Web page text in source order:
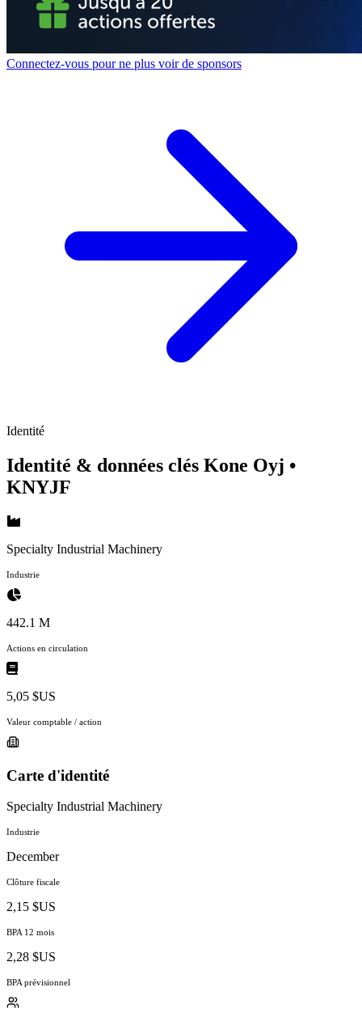
Connectez-vous pour ne plus voir de sponsors
Identité
Identité & données clés Kone Oyj •
KNYJF
Specialty Industrial Machinery
Industrie
442.1 M
Actions en circulation
5,05 $US
Valeur comptable / action
Carte d'identité
Specialty Industrial Machinery
Industrie
December
Clôture fiscale
2,15 $US
BPA 12 mois
2,28 $US
BPA prévisionnel